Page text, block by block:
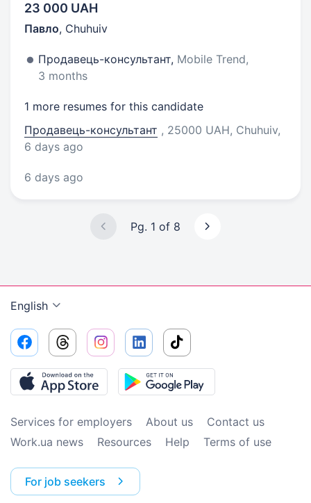
23 000 UAH
Павло, Chuhuiv
Продавець-консультант, Mobile Trend,
3 months
1 more resumes for this candidate
Продавець-консультант , 25000 UAH, Chuhuiv,
6 days ago
6 days ago
Pg. 1 of 8
English
Services for employers About us
Contact us
Work.ua news
Resources Help Terms of use
For job seekers